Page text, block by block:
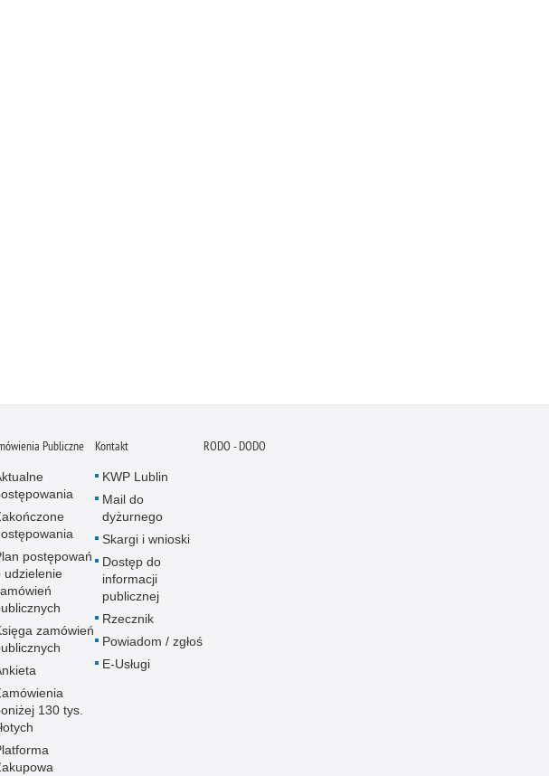
Publiczne
postępowań
udzielenie
zamówień
130 tys.
Kontakt
KWP Lublin
Mail do
dyżurnego
Skargi i wnioski
Dostęp do
informacji
publicznej
Rzecznik
Powiadom / zgłoś
E-Usługi
RODO - DODO